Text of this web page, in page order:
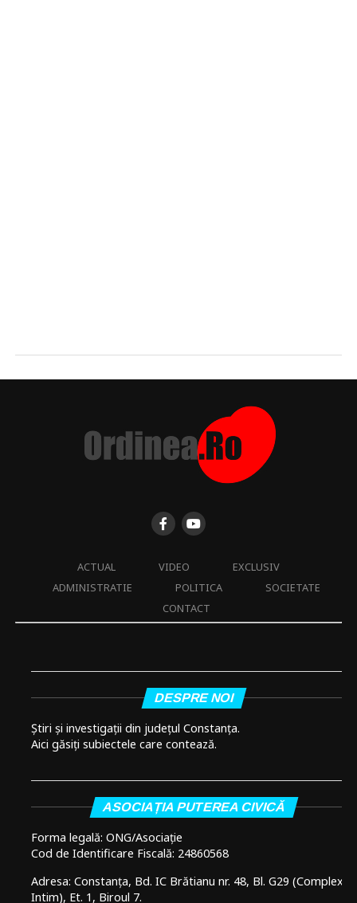
ACTUAL VIDEO
EXCLUSIV
ADMINISTRATIE
POLITICA
SOCIETATE
CONTACT
DESPRE NOI
Știri și investigații din județul Constanța.
Aici găsiți subiectele care contează.
ASOCIAȚIA PUTEREA CIVICĂ
Forma legală: ONG/Asociație
Cod de Identificare Fiscală: 24860568
Adresa: Constanța, Bd. IC Brătianu nr. 48, Bl. G29 (Complex
Intim), Et. 1, Biroul 7.